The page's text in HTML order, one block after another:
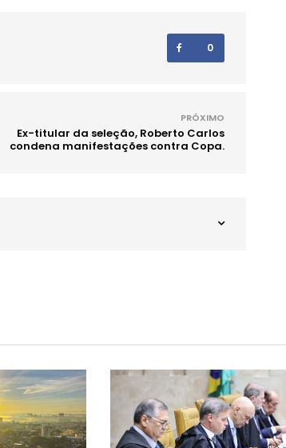
0
PRÓXIMO
Ex-titular da seleção, Roberto Carlos
condena manifestações contra Copa.